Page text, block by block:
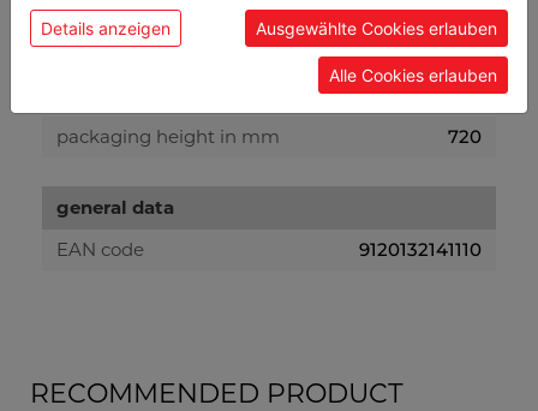
packaging
packaging width in mm
1.135
1.170
packaging height in mm
720
general data
EAN code
9120132141110
RECOMMENDED PRODUCT
Details anzeigen Ausgewählte Cookies erlauben
Alle Cookies erlauben